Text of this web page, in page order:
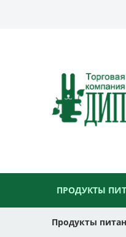
ПРОДУКТЫ
Продукты